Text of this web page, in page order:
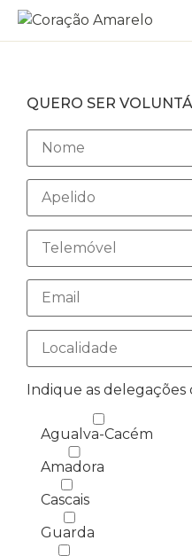
QUERO SER
Indique as delegações
Agualva-Cacém
Amadora
Cascais
Guarda